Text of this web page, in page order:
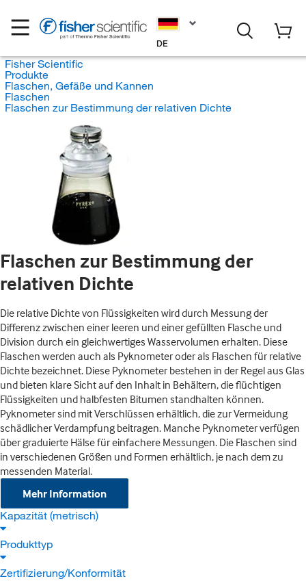
DE
Fisher Scientific
Produkte
Flaschen, Gefäße und Kannen
Flaschen
Flaschen zur Bestimmung der relativen Dichte
Flaschen zur Bestimmung der
relativen Dichte
Die relative Dichte von Flüssigkeiten wird durch Messung der
Differenz zwischen einer leeren und einer gefüllten Flasche und
Division durch ein gleichwertiges Wasservolumen erhalten. Diese
Flaschen werden auch als Pyknometer oder als Flaschen für relative
Dichte bezeichnet. Diese Pyknometer bestehen in der Regel aus Glas
und bieten klare Sicht auf den Inhalt in Behältern, die flüchtigen
Flüssigkeiten und halbfesten Bitumen standhalten können.
Pyknometer sind mit Verschlüssen erhältlich, die zur Vermeidung
schädlicher Verdampfung beitragen. Manche Pyknometer verfügen
über graduierte Hälse für einfachere Messungen. Die Flaschen sind
in verschiedenen Größen und Formen erhältlich, je nach dem zu
messenden Material.
Mehr Information
Kapazität (metrisch)
Produkttyp
Zertifizierung/Konformität